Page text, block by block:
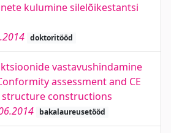
kulumine silelõikestantsi
doktoritööd
vastavushindamine
assessment and CE
constructions
bakalaureusetööd